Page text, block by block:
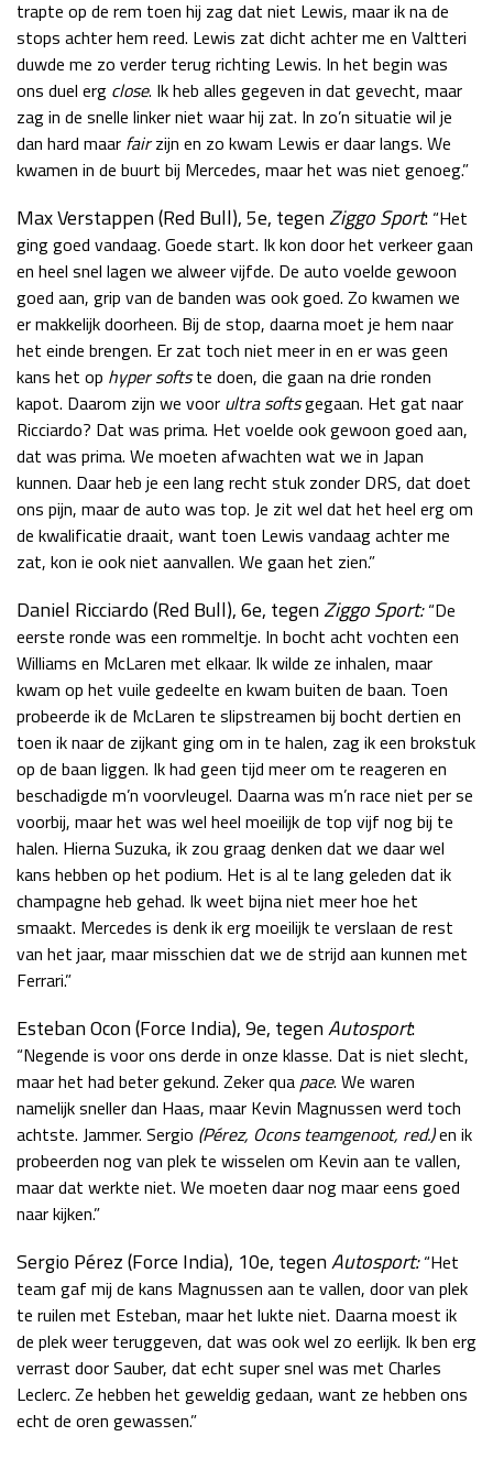
trapte op de rem toen hij zag dat niet Lewis, maar ik na de
stops achter hem reed. Lewis zat dicht achter me en Valtteri
duwde me zo verder terug richting Lewis. In het begin was
ons duel erg close. Ik heb alles gegeven in dat gevecht, maar
zag in de snelle linker niet waar hij zat. In zo’n situatie wil je
dan hard maar fairzijn en zo kwam Lewis er daar langs. We
kwamen in de buurt bij Mercedes, maar het was niet genoeg.”
Max Verstappen (Red Bull), 5e, tegenZiggo Sport: “Het
ging goed vandaag. Goede start. Ik kon door het verkeer gaan
en heel snel lagen we alweer vijfde. De auto voelde gewoon
goed aan, grip van de banden was ook goed. Zo kwamen we
er makkelijk doorheen. Bij de stop, daarna moet je hem naar
het einde brengen. Er zat toch niet meer in en er was geen
kans het op hyper softste doen, die gaan na drie ronden
kapot. Daarom zijn we voor ultra softsgegaan. Het gat naar
Ricciardo? Dat was prima. Het voelde ook gewoon goed aan,
dat was prima. We moeten afwachten wat we in Japan
kunnen. Daar heb je een lang recht stuk zonder DRS, dat doet
ons pijn, maar de auto was top. Je zit wel dat het heel erg om
de kwalificatie draait, want toen Lewis vandaag achter me
zat, kon ie ook niet aanvallen. We gaan het zien.”
Daniel Ricciardo (Red Bull), 6e, tegenZiggo Sport:“De
eerste ronde was een rommeltje. In bocht acht vochten een
Williams en McLaren met elkaar. Ik wilde ze inhalen, maar
kwam op het vuile gedeelte en kwam buiten de baan. Toen
probeerde ik de McLaren te slipstreamen bij bocht dertien en
toen ik naar de zijkant ging om in te halen, zag ik een brokstuk
op de baan liggen. Ik had geen tijd meer om te reageren en
beschadigde m’n voorvleugel. Daarna was m’n race niet per se
voorbij, maar het was wel heel moeilijk de top vijf nog bij te
halen. Hierna Suzuka, ik zou graag denken dat we daar wel
kans hebben op het podium. Het is al te lang geleden dat ik
champagne heb gehad. Ik weet bijna niet meer hoe het
smaakt. Mercedes is denk ik erg moeilijk te verslaan de rest
van het jaar, maar misschien dat we de strijd aan kunnen met
Ferrari.”
Esteban Ocon (Force India), 9e, tegenAutosport:
“Negende is voor ons derde in onze klasse. Dat is niet slecht,
maar het had beter gekund. Zeker qua pace. We waren
namelijk sneller dan Haas, maar Kevin Magnussen werd toch
achtste. Jammer. Sergio (Pérez, Ocons teamgenoot, red.)en ik
probeerden nog van plek te wisselen om Kevin aan te vallen,
maar dat werkte niet. We moeten daar nog maar eens goed
naar kijken.”
Sergio Pérez (Force India), 10e, tegenAutosport: “Het
team gaf mij de kans Magnussen aan te vallen, door van plek
te ruilen met Esteban, maar het lukte niet. Daarna moest ik
de plek weer teruggeven, dat was ook wel zo eerlijk. Ik ben erg
verrast door Sauber, dat echt super snel was met Charles
Leclerc. Ze hebben het geweldig gedaan, want ze hebben ons
echt de oren gewassen.”